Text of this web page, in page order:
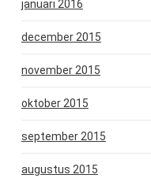
januari 2016
december 2015
november 2015
oktober 2015
september 2015
augustus 2015